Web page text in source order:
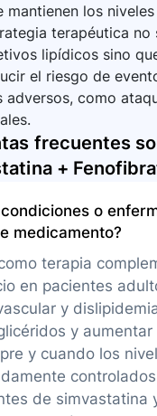
mantienen los
terapéutica no
lipídicos sino
el riesgo de
adversos, como
frecuentes
+
o
medicamento?
terapia
en pacientes
y
y aumentar
y cuando los
de simvastatina